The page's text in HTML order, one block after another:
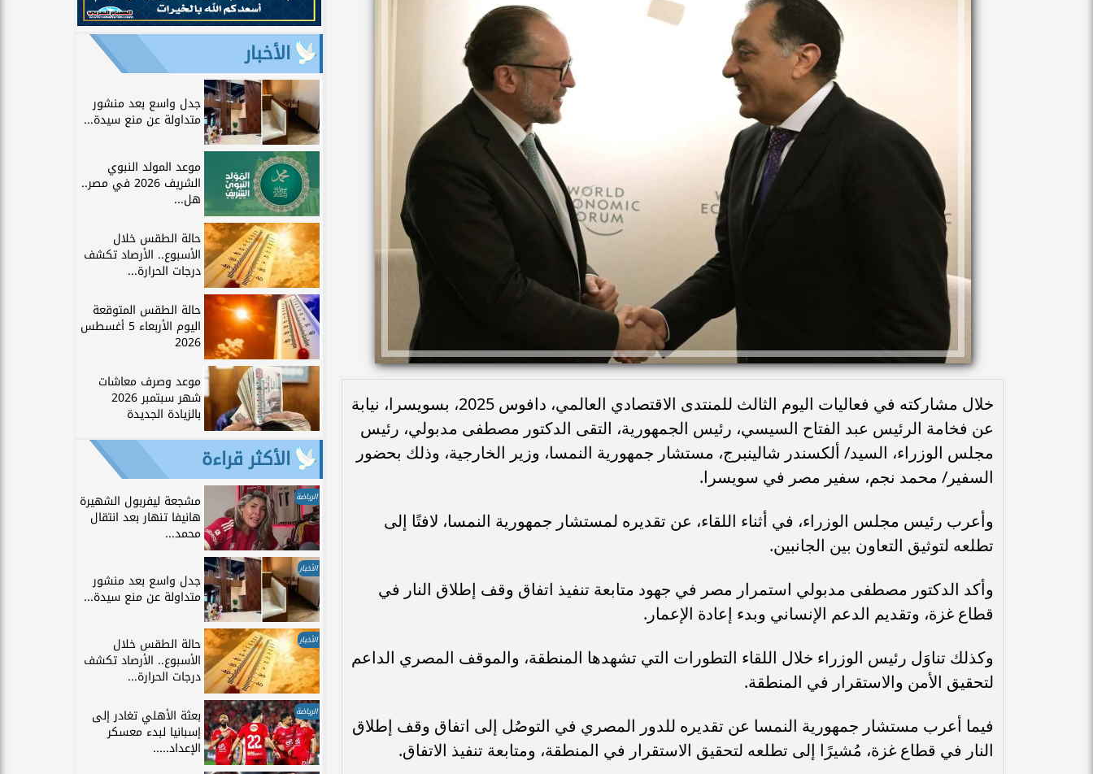
خلال مشاركته في فعاليات اليوم الثالث للمنتدى الاقتصادي العالمي، دافوس 2025، بسويسرا، نيابة
عن فخامة الرئيس عبد الفتاح السيسي، رئيس الجمهورية، التقى الدكتور مصطفى مدبولي، رئيس
مجلس الوزراء، السيد/ ألكسندر شالينبرج، مستشار جمهورية النمسا، وزير الخارجية، وذلك بحضور
السفير/ محمد نجم، سفير مصر في سويسرا.
وأعرب رئيس مجلس الوزراء، في أثناء اللقاء، عن تقديره لمستشار جمهورية النمسا، لافتًا إلى
تطلعه لتوثيق التعاون بين الجانبين.
وأكد الدكتور مصطفى مدبولي استمرار مصر في جهود متابعة تنفيذ اتفاق وقف إطلاق النار في
قطاع غزة، وتقديم الدعم الإنساني وبدء إعادة الإعمار.
وكذلك تناوَل رئيس الوزراء خلال اللقاء التطورات التي تشهدها المنطقة، والموقف المصري الداعم
لتحقيق الأمن والاستقرار في المنطقة.
فيما أعرب مستشار جمهورية النمسا عن تقديره للدور المصري في التوصُل إلى اتفاق وقف إطلاق
النار في قطاع غزة، مُشيرًا إلى تطلعه لتحقيق الاستقرار في المنطقة، ومتابعة تنفيذ الاتفاق.
الأخبار
جدل واسع بعد منشور
متداولة عن منع سيدة...
موعد المولد النبوي
الشريف 2026 في مصر..
هل...
حالة الطقس خلال
الأسبوع.. الأرصاد تكشف
درجات الحرارة...
حالة الطقس المتوقعة
اليوم الأربعاء 5 أغسطس
2026
موعد وصرف معاشات
شهر سبتمبر 2026
بالزيادة الجديدة
الأكثر قراءة
الرياضة مشجعة ليفربول الشهيرة
هانيفا تنهار بعد انتقال
محمد...
الأخبار
جدل واسع بعد منشور
متداولة عن منع سيدة...
الأخبار حالة الطقس خلال
الأسبوع.. الأرصاد تكشف
درجات الحرارة...
الرياضة بعثة الأهلي تغادر إلى
إسبانيا لبدء معسكر
الإعداد.....